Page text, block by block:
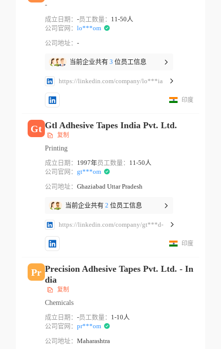
-
成立日期： -员工数量： 11-50人
公司官网： lo***om
公司地址： -
当前企业共有 3 位员工信息
https://linkedin.com/company/lo***ia
印度
Gt Gtl Adhesive Tapes India Pvt. Ltd.
复制
Printing
成立日期： 1997年员工数量： 11-50人
公司官网： gt***om
公司地址： Ghaziabad Uttar Pradesh
当前企业共有 2 位员工信息
https://linkedin.com/company/gt***d-
印度
Pr Precision Adhesive Tapes Pvt. Ltd. - In
dia
复制
Chemicals
成立日期： -员工数量： 1-10人
公司官网： pr***om
公司地址： Maharashtra